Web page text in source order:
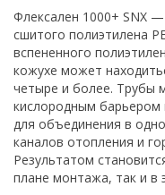
Флексален 1000+ SNX
сшитого полиэтилена
вспененного
кожухе может
четыре и более. Трубы
кислородным барьером
для объединения в
каналов отопления и
Результатом
плане монтажа, так и в